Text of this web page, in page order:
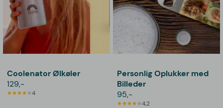
Coolenator Ølkøler
129,-
4
Personlig Oplukker med
Billeder
95,-
4,2